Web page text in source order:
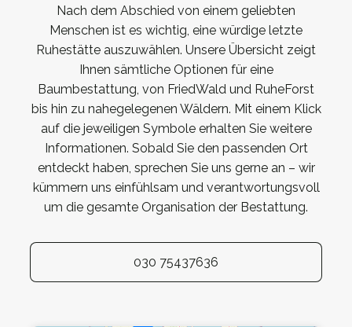
Nach dem Abschied von einem geliebten
Menschen ist es wichtig, eine würdige letzte
Ruhestätte auszuwählen. Unsere Übersicht zeigt
Ihnen sämtliche Optionen für eine
Baumbestattung, von FriedWald und RuheForst
bis hin zu nahegelegenen Wäldern. Mit einem Klick
auf die jeweiligen Symbole erhalten Sie weitere
Informationen. Sobald Sie den passenden Ort
entdeckt haben, sprechen Sie uns gerne an – wir
kümmern uns einfühlsam und verantwortungsvoll
um die gesamte Organisation der Bestattung.
030 75437636